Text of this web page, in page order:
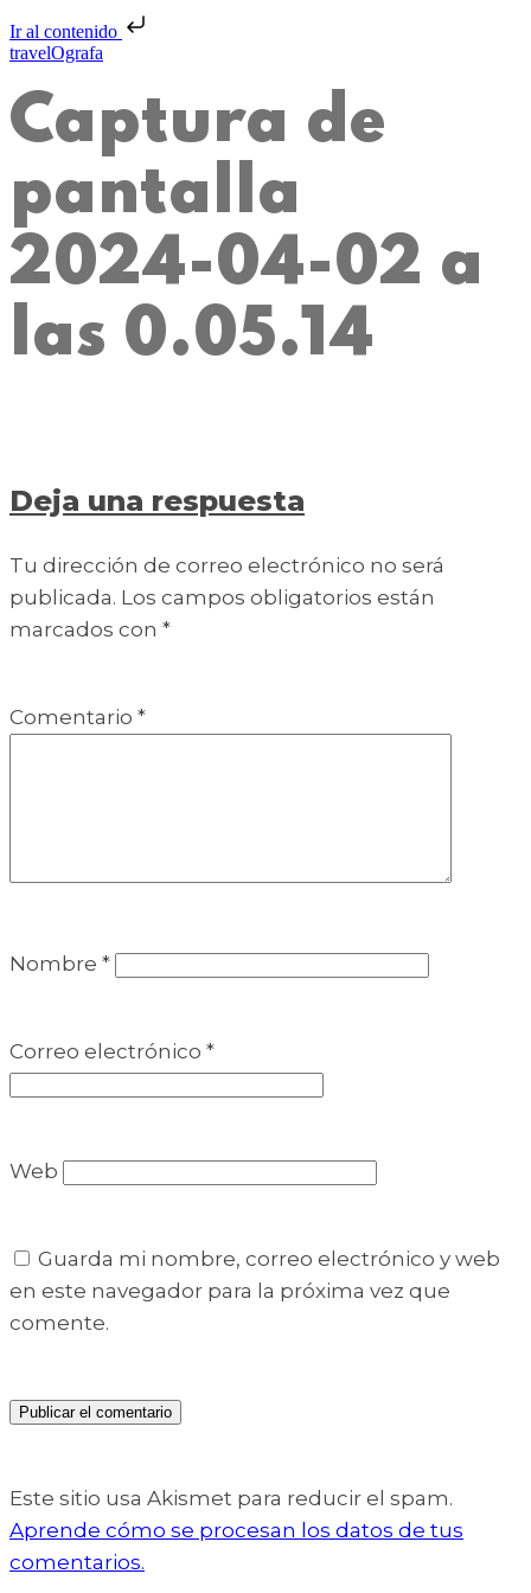
Ir al contenido
travelOgrafa
Captura de
pantalla
2024-04-02 a
las 0.05.14
Deja una respuesta
Tu dirección de correo electrónico no será
publicada. Los campos obligatorios están
marcados con *
Comentario *
Nombre *
Correo electrónico *
Web
Guarda mi nombre, correo electrónico y web
en este navegador para la próxima vez que
comente.
Este sitio usa Akismet para reducir el spam.
Aprende cómo se procesan los datos de tus
comentarios.